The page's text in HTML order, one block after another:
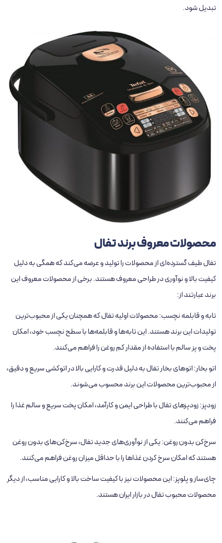
تبدیل شود.
محصولات معروف برند تفال
تفال طیف گسترده‌ای از محصولات را تولید و عرضه می‌کند که همگی به دلیل
کیفیت بالا و نوآوری در طراحی معروف هستند. برخی از محصولات معروف این
برند عبارتند از:
تابه و قابلمه نچسب: محصولات اولیه تفال که همچنان یکی از محبوب‌ترین
تولیدات این برند هستند. این تابه‌ها و قابلمه‌ها با سطح نچسب خود، امکان
پخت ‌و پز سالم با استفاده از مقدار کم روغن را فراهم می‌کنند.
اتو بخار: اتوهای بخار تفال به دلیل قدرت و کارایی بالا در اتوکشی سریع و دقیق،
از محبوب‌ترین محصولات این برند محسوب می‌شوند.
زودپز: زودپزهای تفال با طراحی ایمن و کارآمد، امکان پخت سریع و سالم غذا را
فراهم می‌کنند.
سرخ‌کن بدون روغن: یکی از نوآوری‌های جدید تفال، سرخ‌کن‌های بدون روغن
هستند که امکان سرخ کردن غذاها را با حداقل میزان روغن فراهم می‌کنند.
چای‌ساز و پلوپز: این محصولات نیز با کیفیت ساخت بالا و کارایی مناسب، از دیگر
محصولات محبوب تفال در بازار ایران هستند.